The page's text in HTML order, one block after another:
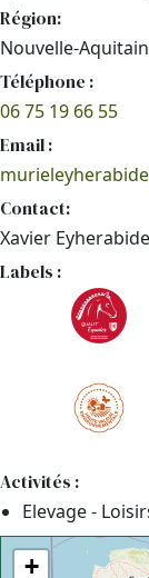
Région:
Nouvelle-
Téléphone :
06 75 19 66 55
Email :
Contact:
Xavier Eyherabide
Labels :
Activités :
Elevage -
+